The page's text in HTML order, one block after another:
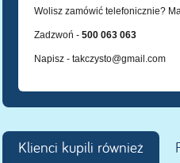
Wolisz zamówić telefonicznie?
Zadzwoń - 500 063 063
Napisz - takczysto@gmail.com
Klienci kupili również